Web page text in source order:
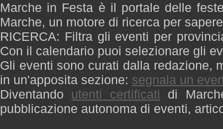
Marche in Festa è il portale delle
Marche, un motore di ricerca per
RICERCA: Filtra gli eventi per
Con il calendario puoi selezionare gli
Gli eventi sono curati dalla redazione,
in un'apposita sezione: segnala un
Diventando utenti certificati di
pubblicazione autonoma di eventi,